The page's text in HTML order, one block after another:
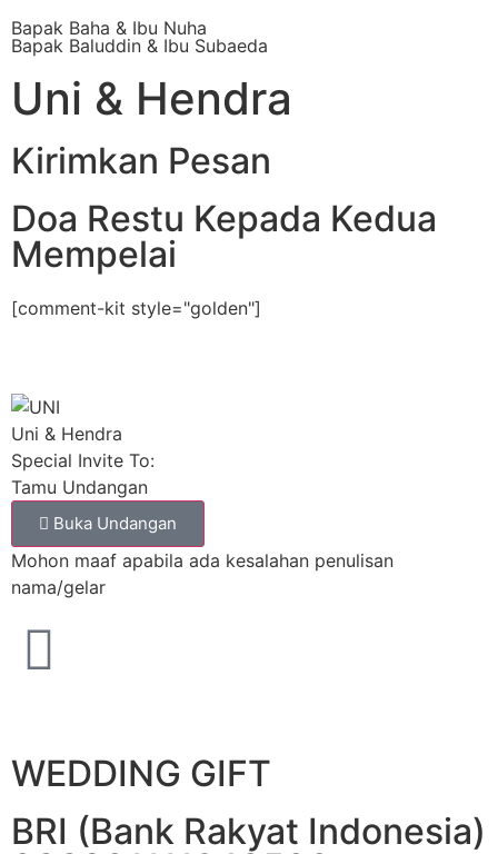
Bapak Baha & Ibu Nuha
Bapak Baluddin & Ibu Subaeda
Uni & Hendra
Kirimkan Pesan
Doa Restu Kepada Kedua
Mempelai
[comment-kit style="golden"]
Uni & Hendra
Special Invite To:
Tamu Undangan
Buka Undangan
Mohon maaf apabila ada kesalahan penulisan
nama/gelar
WEDDING GIFT
BRI (Bank Rakyat Indonesia)